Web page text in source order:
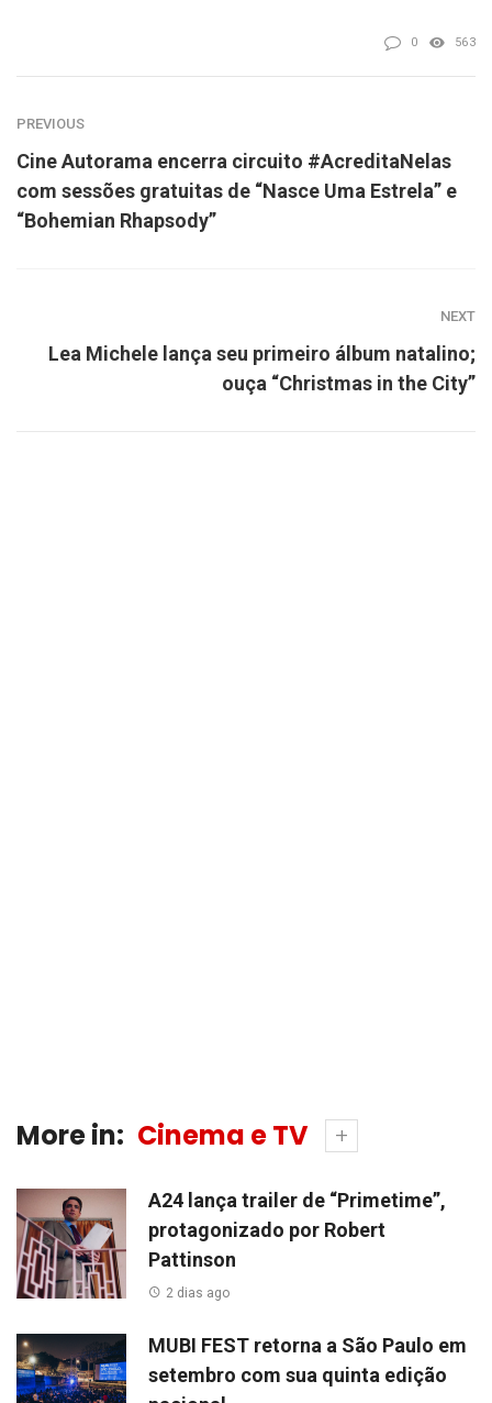
0 563
PREVIOUS
Cine Autorama encerra circuito #AcreditaNelas
com sessões gratuitas de “Nasce Uma Estrela” e
“Bohemian Rhapsody”
NEXT
Lea Michele lança seu primeiro álbum natalino;
ouça “Christmas in the City”
More in: Cinema e TV
A24 lança trailer de “Primetime”,
protagonizado por Robert
Pattinson
2 dias ago
MUBI FEST retorna a São Paulo em
setembro com sua quinta edição